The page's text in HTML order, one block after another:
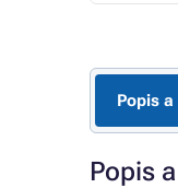
Popis
Popis